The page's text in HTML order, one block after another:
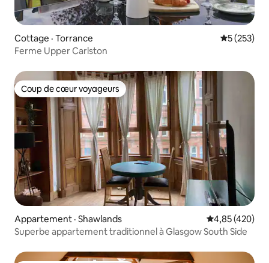
Cottage · Torrance Note
5 (253)
Ferme Upper Carlston
Coup de cœur voyageurs
Coup de cœur voyageurs
Appartement · Shawlands Note
4,85 (420)
Superbe appartement traditionnel à Glasgow South Side